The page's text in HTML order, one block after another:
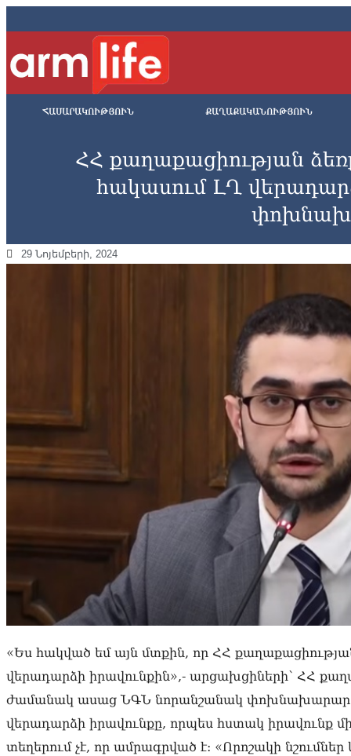
ՀԱՍԱՐԱԿՈՒԹՅՈՒՆ ՔԱՂԱՔԱԿԱՆՈՒԹՅՈՒՆ
ՀՀ քաղաքացիության
հակասում ԼՂ
29 Նոյեմբերի, 2024
«Ես հակված եմ այն մտքին, որ ՀՀ
վերադարձի իրավունքին»,- արցախցիների՝ ՀՀ
ժամանակ ասաց ՆԳՆ նորանշանակ փոխնախարար
վերադարձի իրավունքը, որպես հստակ իրավունք
տեղերում չէ, որ ամրագրված է: «Որոշակի